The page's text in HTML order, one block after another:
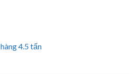
4.5 tấn